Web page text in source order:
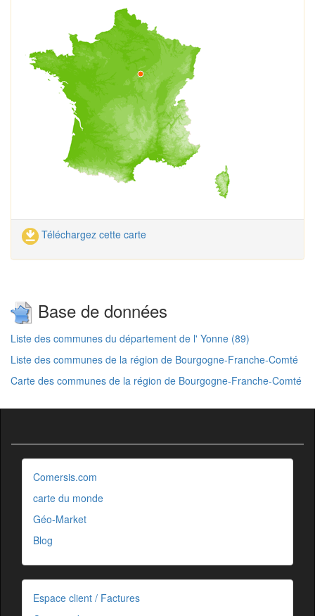
Téléchargez cette carte
Base de données
Liste des communes du département de l' Yonne (89)
Liste des communes de la région de Bourgogne-Franche-Comté
Carte des communes de la région de Bourgogne-Franche-Comté
Comersis.com
carte du monde
Géo-Market
Blog
Espace client / Factures